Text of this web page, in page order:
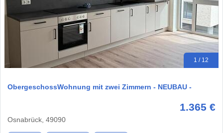
1 / 12
ObergeschossWohnung mit zwei Zimmern - NEUBAU -
1.365 €
Osnabrück, 49090